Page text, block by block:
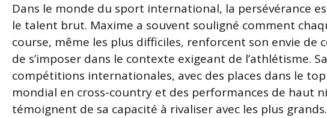
Dans le monde du sport international, la persévérance
le talent brut. Maxime a souvent souligné comment
course, même les plus difficiles, renforcent son envie de
de s’imposer dans le contexte exigeant de l’athlétisme.
compétitions internationales, avec des places dans le
mondial en cross-country et des performances de haut
témoignent de sa capacité à rivaliser avec les plus grands.